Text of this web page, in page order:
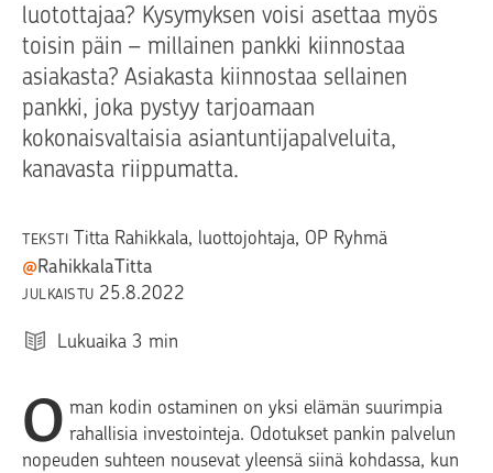
luotottajaa? Kysymyksen voisi asettaa myös
toisin päin – millainen pankki kiinnostaa
asiakasta? Asiakasta kiinnostaa sellainen
pankki, joka pystyy tarjoamaan
kokonaisvaltaisia asiantuntijapalveluita,
kanavasta riippumatta.
TEKSTI Titta Rahikkala, luottojohtaja, OP Ryhmä
@RahikkalaTitta
JULKAISTU 25.8.2022
Lukuaika 3 min
O man kodin ostaminen on yksi elämän suurimpia
rahallisia investointeja. Odotukset pankin palvelun
nopeuden suhteen nousevat yleensä siinä kohdassa, kun